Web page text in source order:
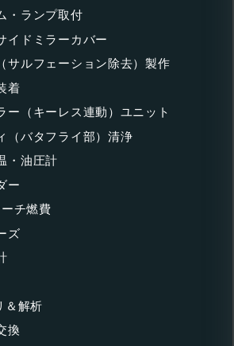
・ランプ取付
イドミラーカバー
サルフェーション除去）製作
着
ー（キーレス連動）ユニット
（バタフライ部）清浄
・油圧計
ー
チ燃費
ズ
＆解析
換